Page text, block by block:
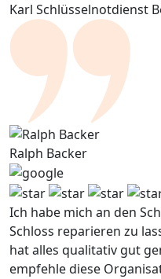
Karl Schlüsselnotdienst
Ralph Backer
Ich habe mich an den
Schloss reparieren zu
hat alles qualitativ gut
empfehle diese